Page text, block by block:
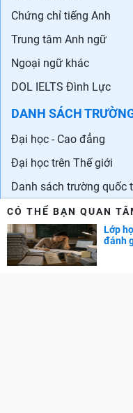
Chứng chỉ tiếng Anh
Trung tâm Anh ngữ
Ngoại ngữ khác
DOL IELTS Đình Lực
DANH SÁCH
Đại học - Cao đẳng
Đại học trên Thế giới
Danh sách trường quốc
Danh sách các trường
CẨM NANG NGHỀ
Chọn ngành - Chọn nghề
CÓ THỂ BẠN QUAN
Lớp
đánh